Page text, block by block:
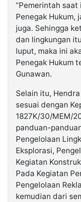
“Pemerintah
Penegak Hukum,
juga. Sehingga
dan lingkungan
luput, maka ini
Penegak Hukum
Gunawan.
Selain itu,
sesuai dengan
1827K/30/MEM/
panduan-
Pengelolaan
Eksplorasi,
Kegiatan
Pada Kegiatan
Pengelolaan
kemudian dari